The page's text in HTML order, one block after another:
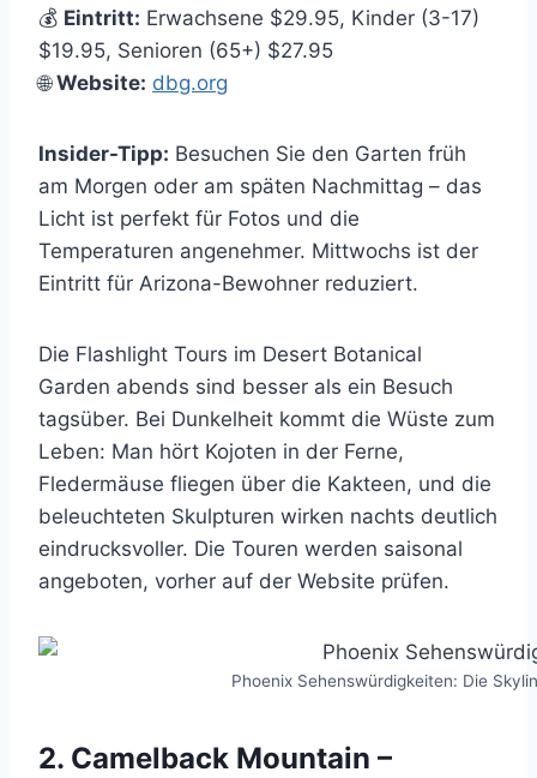
💰 Eintritt: Erwachsene $29.95, Kinder (3-17)
$19.95, Senioren (65+) $27.95
🌐Website: dbg.org
Insider-Tipp: Besuchen Sie den Garten früh
am Morgen oder am späten Nachmittag – das
Licht ist perfekt für Fotos und die
Temperaturen angenehmer. Mittwochs ist der
Eintritt für Arizona-Bewohner reduziert.
Die Flashlight Tours im Desert Botanical
Garden abends sind besser als ein Besuch
tagsüber. Bei Dunkelheit kommt die Wüste zum
Leben: Man hört Kojoten in der Ferne,
Fledermäuse fliegen über die Kakteen, und die
beleuchteten Skulpturen wirken nachts deutlich
eindrucksvoller. Die Touren werden saisonal
angeboten, vorher auf der Website prüfen.
Phoenix Sehenswürdigkeiten: Die
2. Camelback Mountain –